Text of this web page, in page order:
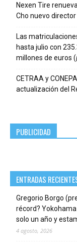
Nexen Tire
Cho nuevo
Las
hasta julio con
millones de euros
CETRAA y
actualización del
PUBLICIDAD
ENTRADAS
Gregorio Borgo
récord?
solo un año y
4 agosto, 2026